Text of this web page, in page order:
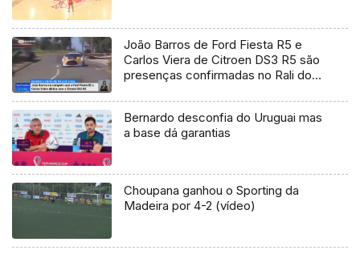
João Barros de Ford Fiesta R5 e
Carlos Viera de Citroen DS3 R5 são
presenças confirmadas no Rali do
Bernardo desconfia do Uruguai mas
a base dá garantias
Choupana ganhou o Sporting da
Madeira por 4-2 (vídeo)